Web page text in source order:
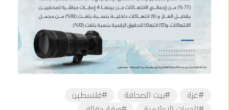
#غزة #بيت الصحافة
#فلسطين